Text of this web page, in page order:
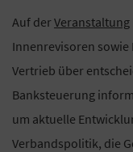
Auf derVeranstaltung
Innenrevisoren
Vertrieb über
Banksteuerung
um aktuelle
Verbandspolitik, die